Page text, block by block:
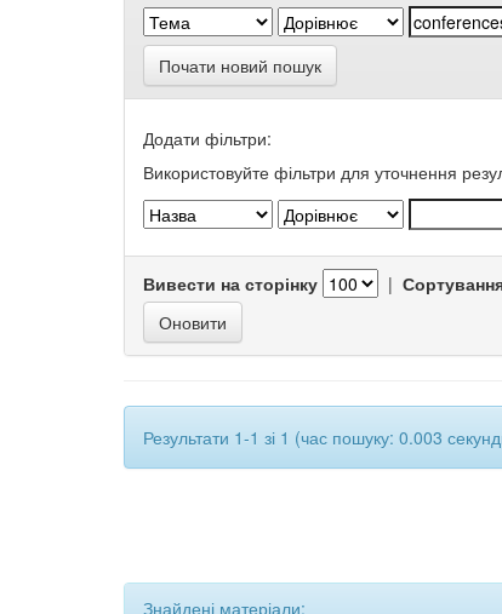
Почати новий пошук
Додати фільтри:
Використовуйте фільтри для уточнення
Вивести на сторінку |
Результати 1-1 зі 1 (час пошуку: 0.003
Знайдені матеріали: